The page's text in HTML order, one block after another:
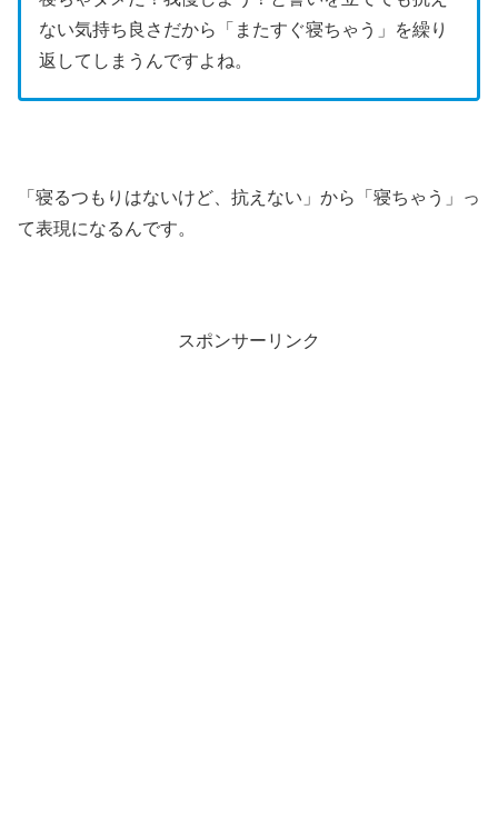
ない気持ち良さだから「またすぐ寝ちゃう」を繰り
返してしまうんですよね。
「寝るつもりはないけど、抗えない」から「寝ちゃう」っ
て表現になるんです。
スポンサーリンク